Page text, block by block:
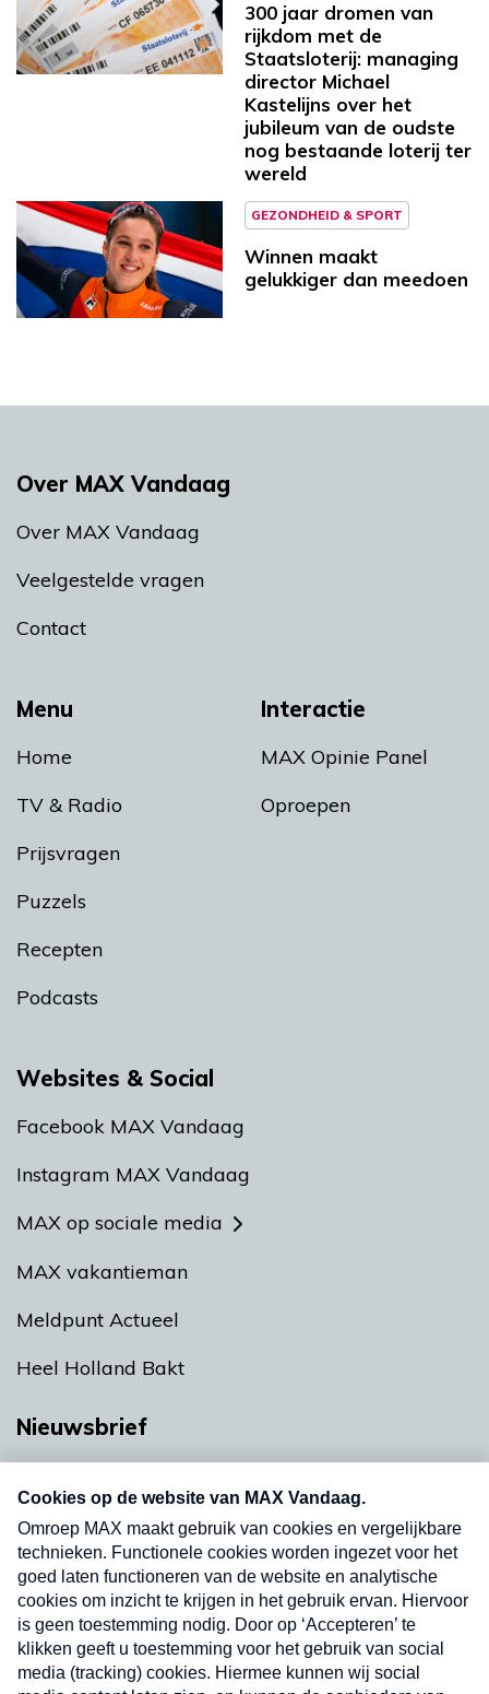
300 jaar dromen van
rijkdom met de
Staatsloterij: managing
director Michael
Kastelijns over het
jubileum van de oudste
nog bestaande loterij ter
wereld
GEZONDHEID & SPORT
Winnen maakt
gelukkiger dan meedoen
Menu
Home
TV & Radio
Prijsvragen
Puzzels
Recepten
Podcasts
Interactie
MAX Opinie Panel
Oproepen
Over MAX Vandaag
Over MAX Vandaag
Veelgestelde vragen
Contact
Websites & Social
Facebook MAX Vandaag
Instagram MAX Vandaag
MAX op sociale media
MAX vakantieman
Meldpunt Actueel
Heel Holland Bakt
Nieuwsbrief
nieuwsbrief. Elke vrijdag- en dinsdagochtend in
uw mailbox.
Verzend